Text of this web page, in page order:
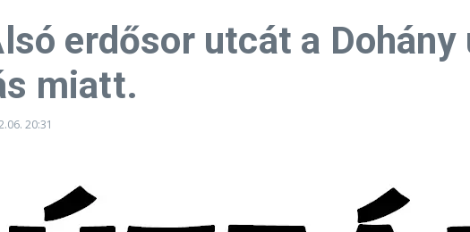
erdősor utcát a
miatt.
20:31